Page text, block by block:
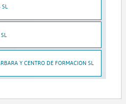
SL
Y CENTRO DE FORMACION SL